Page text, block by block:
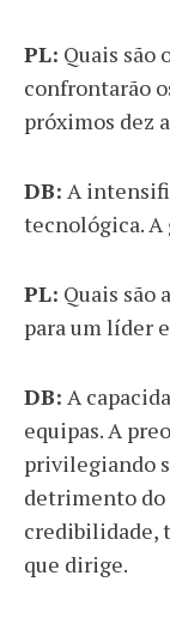
PL: Quais são
confrontarão
próximos dez
DB: A
tecnológica. A
PL: Quais são
para um líder
DB: A
equipas. A
privilegiando
detrimento do
credibilidade,
que dirige.